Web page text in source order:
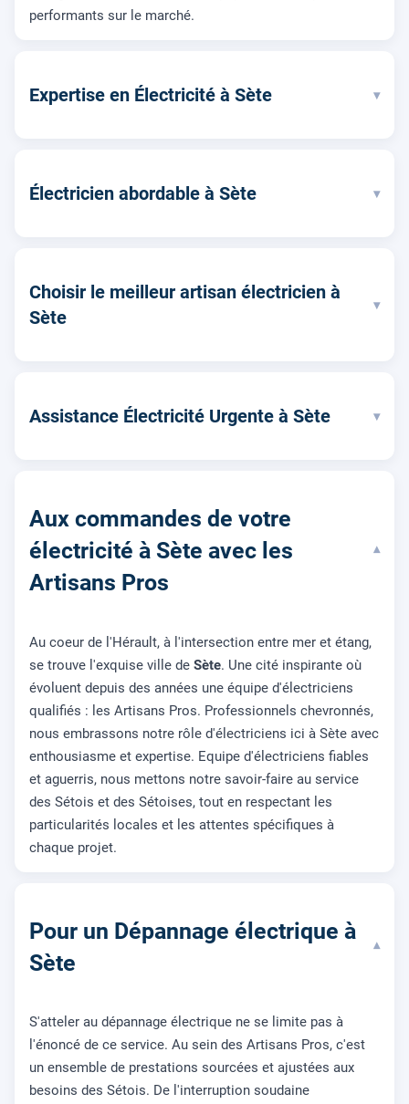
performants sur le marché.
Expertise en Électricité à Sète ▾
Électricien abordable à Sète ▾
Choisir le meilleur artisan électricien à
Sète
▾
Assistance Électricité Urgente à Sète ▾
Aux commandes de votre
électricité à Sète avec les
Artisans Pros
▾
Au coeur de l'Hérault, à l'intersection entre mer et étang,
se trouve l'exquise ville de Sète. Une cité inspirante où
évoluent depuis des années une équipe d'électriciens
qualifiés : les Artisans Pros. Professionnels chevronnés,
nous embrassons notre rôle d'électriciens ici à Sète avec
enthousiasme et expertise. Equipe d'électriciens fiables
et aguerris, nous mettons notre savoir-faire au service
des Sétois et des Sétoises, tout en respectant les
particularités locales et les attentes spécifiques à
chaque projet.
Pour un Dépannage électrique à
Sète
▾
S'atteler au dépannage électrique ne se limite pas à
l'énoncé de ce service. Au sein des Artisans Pros, c'est
un ensemble de prestations sourcées et ajustées aux
besoins des Sétois. De l'interruption soudaine